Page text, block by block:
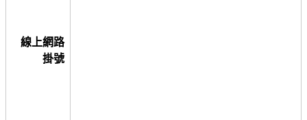
線上網路
掛號